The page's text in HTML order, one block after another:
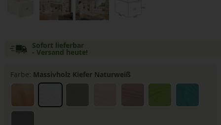
Sofort lieferbar
- Versand heute!
Farbe: Massivholz Kiefer Naturweiß